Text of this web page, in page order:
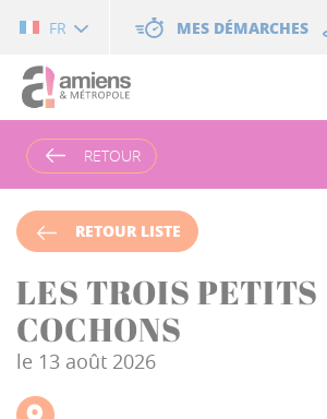
FR MES DÉMARCHES
RETOUR
RETOUR LISTE
LES TROIS PETITS
COCHONS
le 13 août 2026